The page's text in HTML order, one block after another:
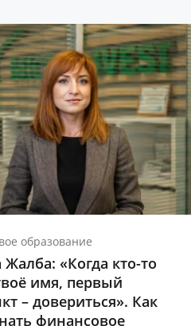
образование
Жалба: «Когда кто-то
имя, первый
– довериться». Как
финансовое